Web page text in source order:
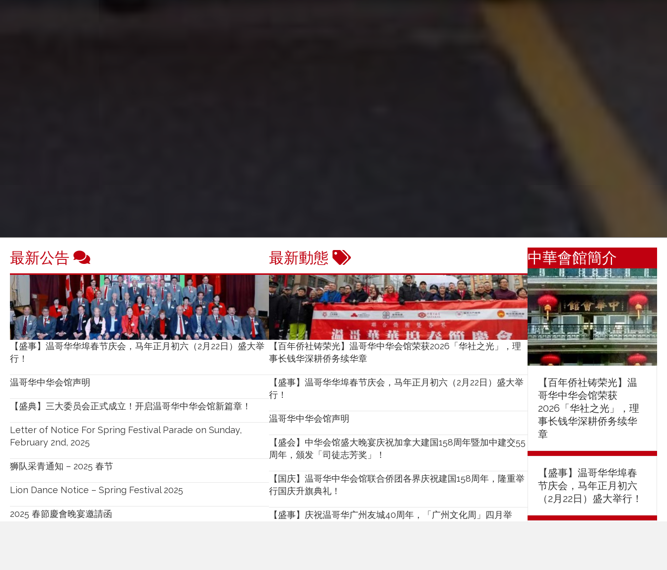
最新公告
【盛事】温哥华华埠春节庆会，马年正月初六（2月22日）盛大举
行！
温哥华中华会馆声明
【盛典】三大委员会正式成立！开启温哥华中华会馆新篇章！
Letter of Notice For Spring Festival Parade on Sunday,
February 2nd, 2025
狮队采青通知 – 2025 春节
Lion Dance Notice – Spring Festival 2025
2025 春節慶會晚宴邀請函
最新動態
【百年侨社铸荣光】温哥华中华会馆荣获2026「华社之光」，理
事长钱华深耕侨务续华章
【盛事】温哥华华埠春节庆会，马年正月初六（2月22日）盛大举
行！
温哥华中华会馆声明
【盛会】中华会馆盛大晚宴庆祝加拿大建国158周年暨加中建交55
周年，颁发「司徒志芳奖」！
【国庆】温哥华中华会馆联合侨团各界庆祝建国158周年，隆重举
行国庆升旗典礼！
【盛事】庆祝温哥华广州友城40周年，「广州文化周」四月举
中華會館簡介
【百年侨社铸荣光】温
哥华中华会馆荣获
2026「华社之光」，理
事长钱华深耕侨务续华
章
【盛事】温哥华华埠春
节庆会，马年正月初六
（2月22日）盛大举行！